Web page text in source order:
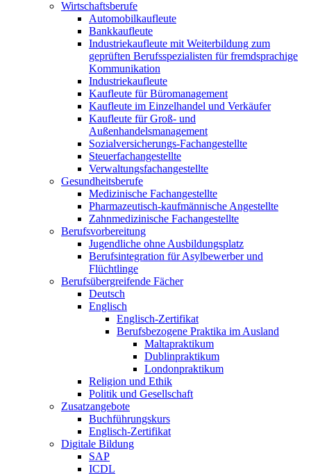
Wirtschaftsberufe
Automobilkaufleute
Bankkaufleute
Industriekaufleute mit Weiterbildung zum
geprüften Berufsspezialisten für fremdsprachige
Kommunikation
Industriekaufleute
Kaufleute für Büromanagement
Kaufleute im Einzelhandel und Verkäufer
Kaufleute für Groß- und
Außenhandelsmanagement
Sozialversicherungs-Fachangestellte
Steuerfachangestellte
Verwaltungsfachangestellte
Gesundheitsberufe
Medizinische Fachangestellte
Pharmazeutisch-kaufmännische Angestellte
Zahnmedizinische Fachangestellte
Berufsvorbereitung
Jugendliche ohne Ausbildungsplatz
Berufsintegration für Asylbewerber und
Flüchtlinge
Berufsübergreifende Fächer
Deutsch
Englisch
Englisch-Zertifikat
Berufsbezogene Praktika im Ausland
Maltapraktikum
Dublinpraktikum
Londonpraktikum
Religion und Ethik
Politik und Gesellschaft
Zusatzangebote
Buchführungskurs
Englisch-Zertifikat
Digitale Bildung
SAP
ICDL